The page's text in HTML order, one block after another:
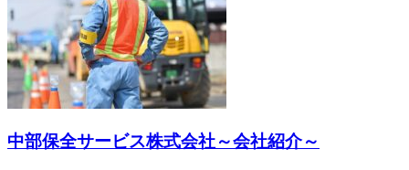
中部保全サービス株式会社～会社紹介～